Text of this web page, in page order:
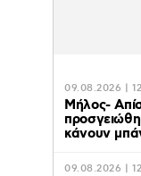
09.08.2026 |
Μήλος-
κάνουν
09.08.2026 |